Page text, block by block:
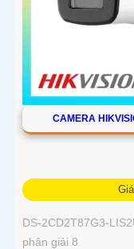
CAMERA
DS-2CD2T87G3-
phân giải 8